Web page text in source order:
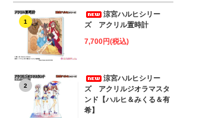
1
涼宮ハルヒシリー
ズ アクリル置時計
7,700円(税込)
2
涼宮ハルヒシリー
ズ アクリルジオラマスタ
ンド【ハルヒ＆みくる＆有
希】